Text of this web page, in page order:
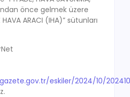
önce gelmek üzere
HAVA ARACI (IHA)” sütunları
eskiler/2024/10/